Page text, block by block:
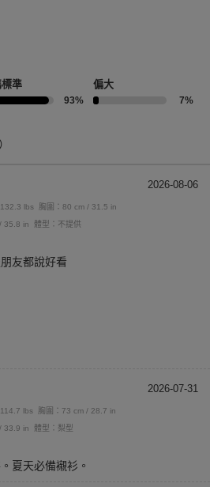
準
93%
偏大
7%
2026-08-06
lbs
胸圍：80 cm / 31.5 in
35.8 in
體型：不提供
友都說好看
2026-07-31
lbs
胸圍：73 cm / 28.7 in
33.9 in
體型：梨型
夏天必備襯衫。